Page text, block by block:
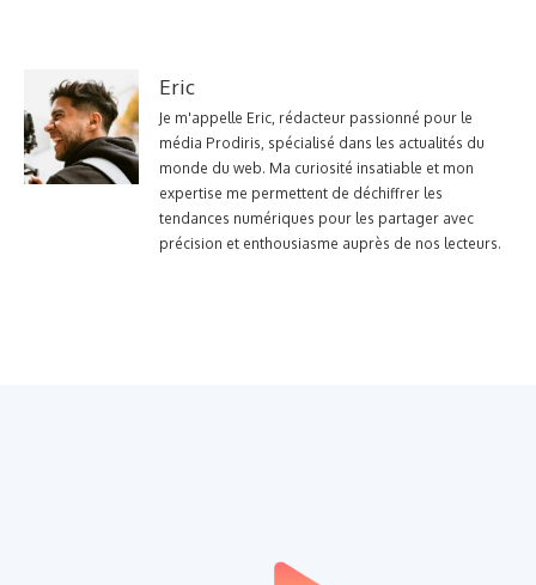
Eric
Je m'appelle Eric, rédacteur passionné pour le
média Prodiris, spécialisé dans les actualités du
monde du web. Ma curiosité insatiable et mon
expertise me permettent de déchiffrer les
tendances numériques pour les partager avec
précision et enthousiasme auprès de nos lecteurs.